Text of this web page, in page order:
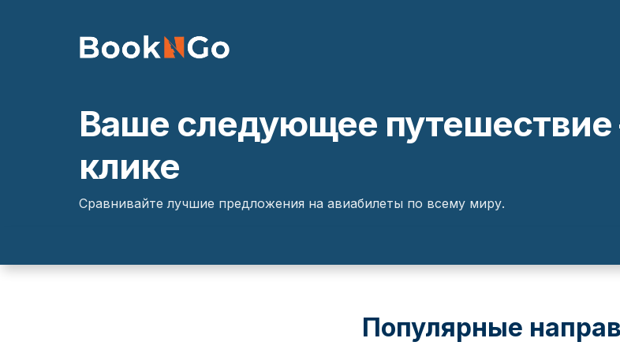
Ваше следующее
клике
Сравнивайте лучшие предложения на авиабилеты по всему миру.
Популярные